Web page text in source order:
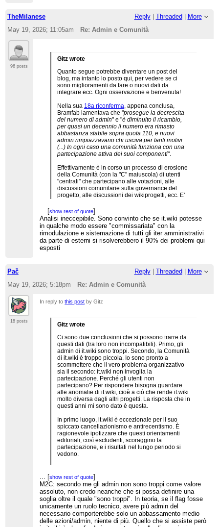
TheMilanese Reply| Threaded
More
May 19, 2026; 11:05am
Re: Admin e Comunità
96 posts
Gitz wrote
Quanto segue potrebbe diventare un post del
blog, ma intanto lo posto qui, per vedere se ci
sono miglioramenti da fare o nuovi dati da
integrare ecc. Ogni osservazione e benvenuta!
Nella sua 18a riconferma , appena conclusa,
Bramfab lamentava che "prosegue la decrescita
del numero di admin" e "è diminuito il ricambio,
per quasi un decennio il numero era rimasto
abbastanza stabile sopra quota 110, e nuovi
admin rimpiazzavano chi usciva per tanti motivi
(...) In ogni caso una comunità funziona con una
partecipazione attiva dei suoi componenti".
Effettivamente è in corso un processo di erosione
della Comunità (con la "C" maiuscola) di utenti
"centrali" che partecipano alle votazioni, alle
discussioni comunitarie sulla governance del
progetto, alle discussioni dei wikiprogetti, ecc. E'
tentativo da fare sarebbe quello della creazione di
un sistema di RdP articolato in modo simile alle
PdC).
Una questione separata è quella del numero di
admin che compongono la Comunità così definita.
A occhio e croce, non c'è dubbio che gli admin
(che aumenteranno nei prossimi giorni) di cui 29
provenienti da admin: il 67%. Più o meno mi
sembra che questa percentuale corrisponda a
admin: 61%).
progetti di dimensioni maggiori ma comparabili
(pt.wiki). Questi sono i dati che ho raccolto:
* Es.wiki
Attualmente es.wiki ha53 admin. Nel 2026,
RageJamè stato elettocon 77 voti (tutti a favore),
di cui 15 o 16 admin, pari al 20% dei votanti;
Stïngerè stato elettocon 71 voti (61 a favore e 10
contrari). di cui 15 o 16 admin, pari al 21 o 22%
dei votanti.
Si nota quindi che la Comunità è un po' più
admin è molto più piccola (20% contro il 60% di
it.wiki).
* Fr.wiki
Attualmente fr.wiki ha143 admin. Nel 2025,
Baidaxè stato eletto
Analogamente, Quebecguy
voti complessivi (82 favorevoli, 1 contrario e 19
astensioni), di cui 28 provenienti da admin, pari a
circa il 27,5% dei votanti.
Si nota quindi che la Comunità di fr.wiki è
significativamente più ampia di quella di it.wiki;
anche il numero assoluto di admin è più elevato,
...[show rest of quote]
[show rest of quote]
Analisi ineccepibile. Sono convinto che se it.wiki potesse
in qualche modo essere "commissariata" con la
rimodulazione e sistemazione di tutti gli iter amministrativi
da parte di esterni si risolverebbero il 90% dei problemi qui
esposti
Pač Reply| Threaded
More
May 19, 2026; 5:18pm
Re: Admin e Comunità
18 posts
In reply tothis post by Gitz
Gitz wrote
Ci sono due conclusioni che si possono trarre da
questi dati (tra loro non incompatibili). Primo, gli
admin di it.wiki sono troppi. Secondo, la Comunità
di it.wiki è troppo piccola. Io sono pronto a
scommettere che il vero problema organizzativo
sia il secondo: it.wiki non invoglia la
partecipazione. Perché gli utenti non
partecipano? Per rispondere bisogna guardare
alle anomalie di it.wiki, cioè a ciò che rende it.wiki
molto diversa dagli altri progetti. La risposta che in
questi anni mi sono dato è questa.
In primo luogo, it.wiki è eccezionale per il suo
spiccato cancellazionismo e antirecentismo. È
ragionevole ipotizzare che questi orientamenti
editoriali, così escludenti, scoraggino la
partecipazione, e i risultati nel lungo periodo si
vedono.
di prassi, regole e procedure eque, che
favoriscano l'inclusione dei nuovi utenti su un
piano di tendenziale parità; è un progetto gestito
"alla buona", "per le spicce", da un gruppetto di
"vecchi utenti affidabili", di specchiata onestà. Si
capisce bene che nessuno abbia voglia di
collaborare con loro. Anche perché spesso sono
piuttosto maleducati e ostili: sono abituati a
... [show rest of quote]
M2C: secondo me gli admin non sono troppi come valore
assoluto, non credo neanche che si possa definire una
soglia oltre il quale "sono troppi". In teoria, se il flag fosse
unicamente un ruolo tecnico, avere più admin del
necessario comporterebbe solo un abbassamento medio
delle azioni/admin, niente di più. Quello che si assiste però